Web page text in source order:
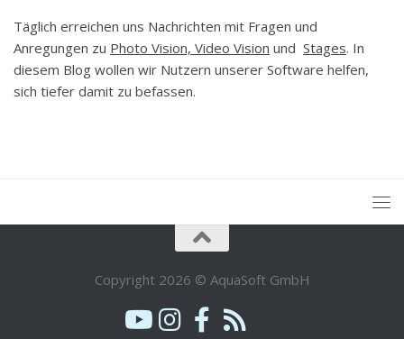
Täglich erreichen uns Nachrichten mit Fragen und
Anregungen zu Photo Vision, Video Vision und Stages. In
diesem Blog wollen wir Nutzern unserer Software helfen,
sich tiefer damit zu befassen.
Copyright 2026 © AquaSoft GmbH